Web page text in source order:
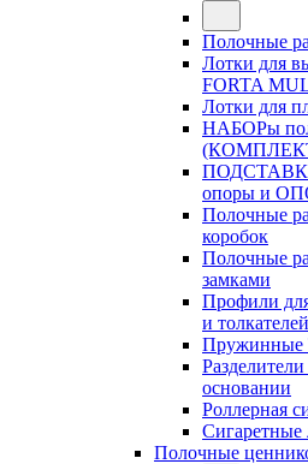
Полочные
Лотки для
FORTA
Лотки для
НАБОРы
опоры и
Полочные
коробок
Полочные
замками
Профили
и
основании
Роллерная
Сигаретные
Полочные